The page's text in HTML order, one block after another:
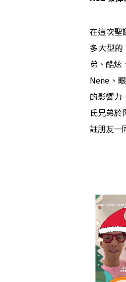
在這次聖
多大型
弟、酷炫
Nene、
的影響力
氏兄弟於
註朋友一